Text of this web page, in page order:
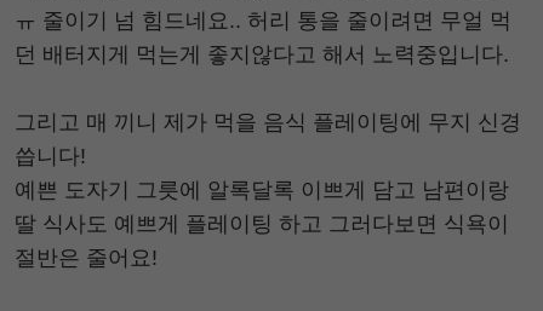
ㅠ 줄이기 넘 힘드네요.. 허리 통을 줄이려면 무얼 먹
던 배터지게 먹는게 좋지않다고 해서 노력중입니다.
그리고 매 끼니 제가 먹을 음식 플레이팅에 무지 신경
씁니다!
예쁜 도자기 그릇에 알록달록 이쁘게 담고 남편이랑
딸 식사도 예쁘게 플레이팅 하고 그러다보면 식욕이
절반은 줄어요!